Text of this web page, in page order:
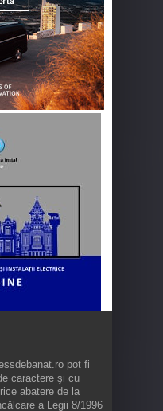
pot fi
caractere şi cu
abatere de la
a Legii 8/1996